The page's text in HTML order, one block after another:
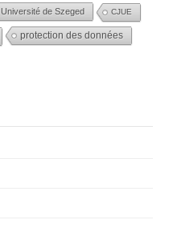
Université de Szeged CJUE
protection des données